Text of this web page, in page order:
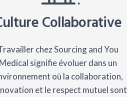
Collaborative
chez Sourcing and You
Medical signifie évoluer dans un
où la collaboration,
et le respect mutuel sont